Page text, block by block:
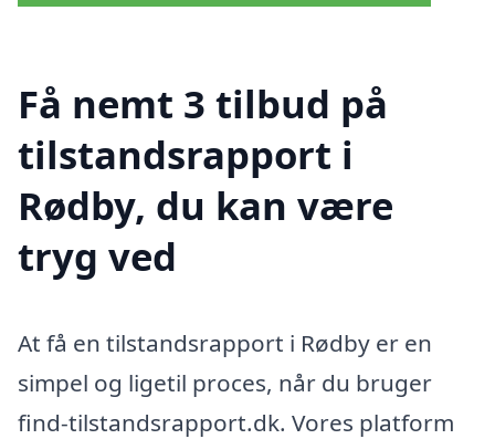
Få nemt 3 tilbud på
tilstandsrapport i
Rødby, du kan være
tryg ved
At få en tilstandsrapport i Rødby er en
simpel og ligetil proces, når du bruger
find-tilstandsrapport.dk. Vores platform